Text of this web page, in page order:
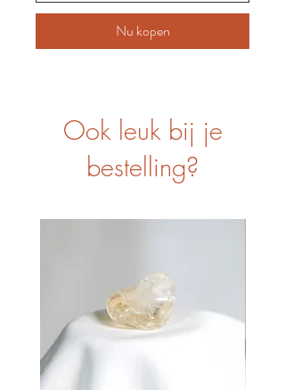
Nu kopen
Ook leuk bij je
bestelling?